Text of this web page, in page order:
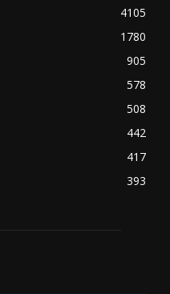
4105
1780
905
578
508
442
417
393